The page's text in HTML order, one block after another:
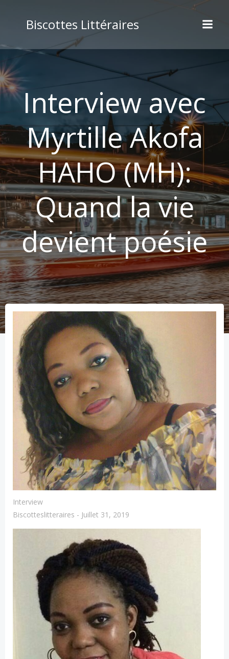
au
contenu
Biscottes Littéraires
Interview avec
Myrtille Akofa
HAHO (MH):
Quand la vie
devient poésie
Interview
Biscotteslitteraires - Juillet 31, 2019